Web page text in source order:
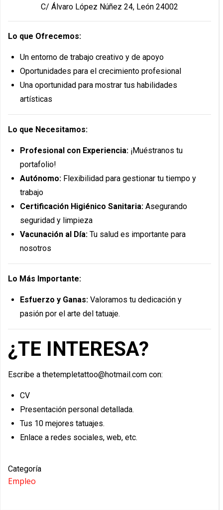
C/ Álvaro López Núñez 24, León 24002
Lo que Ofrecemos:
Un entorno de trabajo creativo y de apoyo
Oportunidades para el crecimiento profesional
Una oportunidad para mostrar tus habilidades
artísticas
Lo que Necesitamos:
Profesional con Experiencia: ¡Muéstranos tu
portafolio!
Autónomo: Flexibilidad para gestionar tu tiempo y
trabajo
Certificación Higiénico Sanitaria: Asegurando
seguridad y limpieza
Vacunación al Día: Tu salud es importante para
nosotros
Lo Más Importante:
Esfuerzo y Ganas: Valoramos tu dedicación y
pasión por el arte del tatuaje.
¿TE INTERESA?
Escribe a thetempletattoo@hotmail.com con:
CV
Presentación personal detallada.
Tus 10 mejores tatuajes.
Enlace a redes sociales, web, etc.
Categoría
Empleo